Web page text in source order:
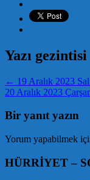
Yazı gezintisi
← 19 Aralık 2023
20 Aralık 2023
Bir yanıt yazın
Yorum yapabilmek
HÜRRİYET –